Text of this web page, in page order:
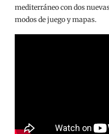
mediterráneo con dos
modos de juego y mapas.